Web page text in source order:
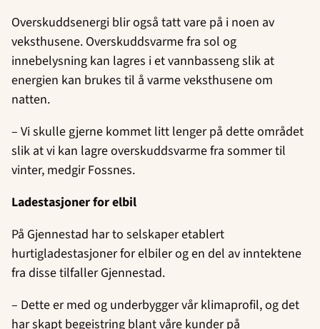
Overskuddsenergi blir også tatt vare på i noen av
veksthusene. Overskuddsvarme fra sol og
innebelysning kan lagres i et vannbasseng slik at
energien kan brukes til å varme veksthusene om
natten.
– Vi skulle gjerne kommet litt lenger på dette området
slik at vi kan lagre overskuddsvarme fra sommer til
vinter, medgir Fossnes.
Ladestasjoner for elbil
På Gjennestad har to selskaper etablert
hurtigladestasjoner for elbiler og en del av inntektene
fra disse tilfaller Gjennestad.
– Dette er med og underbygger vår klimaprofil, og det
har skapt begeistring blant våre kunder på